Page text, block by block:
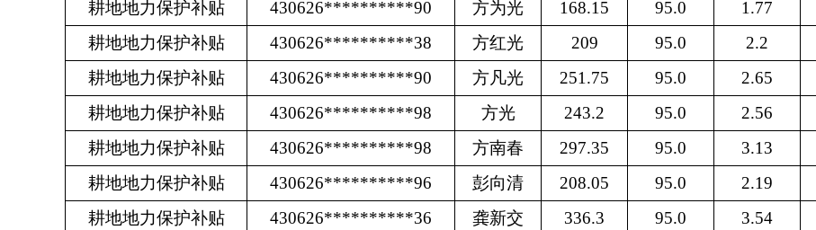
耕地地力保护补贴
430626**********90 方为光 168.15 95.0 1.77
耕地地力保护补贴
430626**********38 方红光 209 95.0 2.2
耕地地力保护补贴
430626**********90 方凡光 251.75 95.0 2.65
耕地地力保护补贴
430626**********98 方光 243.2 95.0 2.56
耕地地力保护补贴
430626**********98 方南春 297.35 95.0 3.13
耕地地力保护补贴
430626**********96 彭向清 208.05 95.0 2.19
耕地地力保护补贴
430626**********36 龚新交 336.3 95.0 3.54